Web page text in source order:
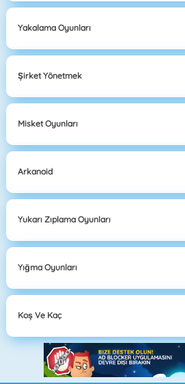
Yakalama Oyunları
Şirket Yönetmek
Misket Oyunları
Arkanoid
Yukarı Zıplama Oyunları
Yığma Oyunları
Koş Ve Kaç